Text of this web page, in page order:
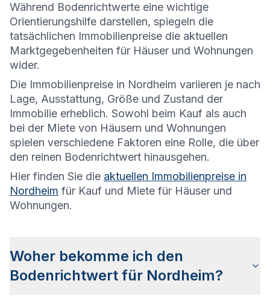
Während Bodenrichtwerte eine wichtige
Orientierungshilfe darstellen, spiegeln die
tatsächlichen Immobilienpreise die aktuellen
Marktgegebenheiten für Häuser und Wohnungen
wider.
Die Immobilienpreise in Nordheim variieren je nach
Lage, Ausstattung, Größe und Zustand der
Immobilie erheblich. Sowohl beim Kauf als auch
bei der Miete von Häusern und Wohnungen
spielen verschiedene Faktoren eine Rolle, die über
den reinen Bodenrichtwert hinausgehen.
Hier finden Sie die aktuellen Immobilienpreise in
Nordheim für Kauf und Miete für Häuser und
Wohnungen.
Woher bekomme ich den
Bodenrichtwert für Nordheim?